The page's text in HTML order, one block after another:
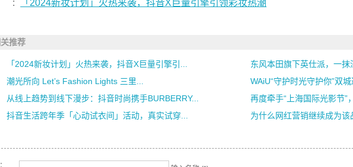
:
「2024新妆计划」火热来袭，抖音X巨量引擎引领彩妆热潮
推荐
「2024新妆计划」火热来袭，抖音X巨量引擎引...
东风本田旗下英仕派，一抹
潮光所向 Let’s Fashion Lights 三里...
WAiU“守护时光守护你”双
从线上趋势到线下漫步：抖音时尚携手BURBERRY...
再度牵手“上海国际光影节”
抖音生活跨年季「心动试衣间」活动，真实试穿...
为什么网红营销继续成为该